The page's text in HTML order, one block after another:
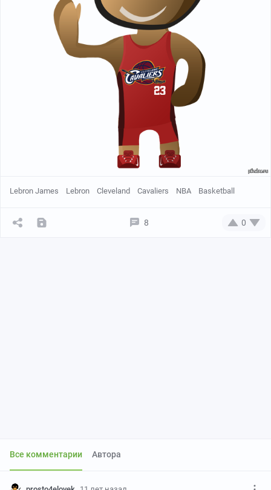
Lebron James Lebron Cleveland Cavaliers NBA Basketball
8 0
Все комментарии Автора